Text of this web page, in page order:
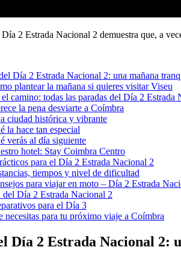
2 Estrada Nacional 2 demuestra que, a
Día 2 Estrada Nacional 2: una mañana
plantear la mañana si quieres visitar Viseu
camino: todas las paradas del Día 2 Estrada
la pena desviarte a Coímbra
ciudad histórica y vibrante
la hace tan especial
verás al día siguiente
hotel: Stay Coimbra Centro
para el Día 2 Estrada Nacional 2
tiempos y nivel de dificultad
para viajar en moto – Día 2 Estrada
Día 2 Estrada Nacional 2
para el Día 3
necesitas para tu próximo viaje a Coímbra
Día 2 Estrada Nacional 2: